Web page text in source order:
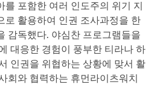
포함한 여러 인도주의 위기 지
로 활용하여 인권 조사과정을 한
감독했다. 야심찬 프로그램들을
대응한 경험이 풍부한 티라나 하
인권을 위협하는 상황에 맞서 활
회와 협력하는 휴먼라이츠워치